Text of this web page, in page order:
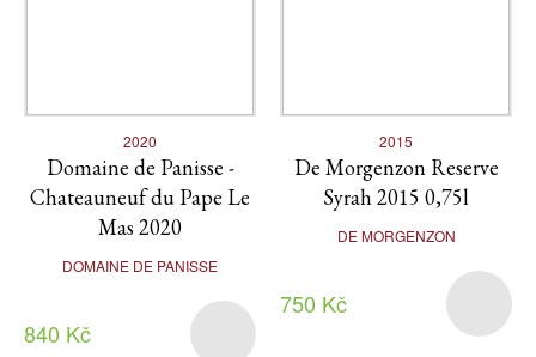
2020
Domaine de Panisse -
Chateauneuf du Pape Le
Mas 2020
DOMAINE DE PANISSE
840 Kč
2015
De Morgenzon Reserve
Syrah 2015 0,75l
DE MORGENZON
750 Kč